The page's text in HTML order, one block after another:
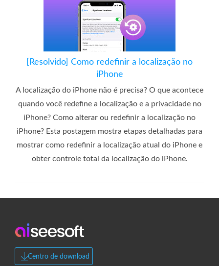
[Resolvido] Como redefinir a localização no
iPhone
A localização do iPhone não é precisa? O que acontece
quando você redefine a localização e a privacidade no
iPhone? Como alterar ou redefinir a localização no
iPhone? Esta postagem mostra etapas detalhadas para
mostrar como redefinir a localização atual do iPhone e
obter controle total da localização do iPhone.
Centro de download